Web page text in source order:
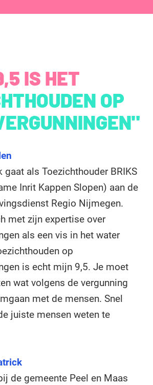
IS HET
OP
gaat als Toezichthouder BRIKS
Inrit Kappen Slopen) aan de
Regio Nijmegen.
met zijn expertise over
als een vis in het water
op
is echt mijn 9,5. Je moet
wat volgens de vergunning
met de mensen. Snel
juiste mensen weten te
de gemeente Peel en Maas